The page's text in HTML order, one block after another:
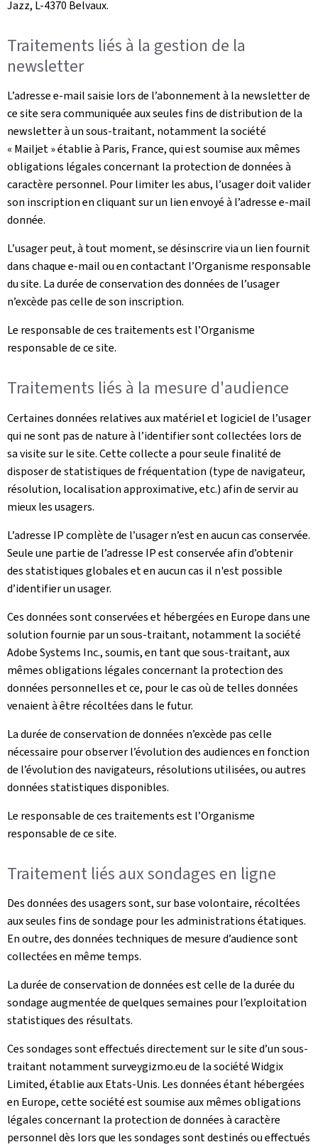
Jazz, L-4370 Belvaux.
Traitements liés à la gestion de la
newsletter
L’adresse e-mail saisie lors de l’abonnement à la newsletter de
ce site sera communiquée aux seules fins de distribution de la
newsletter à un sous-traitant, notamment la société
« Mailjet » établie à Paris, France, qui est soumise aux mêmes
obligations légales concernant la protection de données à
caractère personnel. Pour limiter les abus, l’usager doit valider
son inscription en cliquant sur un lien envoyé à l’adresse e-mail
donnée.
L’usager peut, à tout moment, se désinscrire via un lien fournit
dans chaque e-mail ou en contactant l’Organisme responsable
du site. La durée de conservation des données de l’usager
n’excède pas celle de son inscription.
Le responsable de ces traitements est l’Organisme
responsable de ce site.
Traitements liés à la mesure d'audience
Certaines données relatives aux matériel et logiciel de l’usager
qui ne sont pas de nature à l’identifier sont collectées lors de
sa visite sur le site. Cette collecte a pour seule finalité de
disposer de statistiques de fréquentation (type de navigateur,
résolution, localisation approximative, etc.) afin de servir au
mieux les usagers.
L’adresse IP complète de l’usager n’est en aucun cas conservée.
Seule une partie de l’adresse IP est conservée afin d’obtenir
des statistiques globales et en aucun cas il n'est possible
d’identifier un usager.
Ces données sont conservées et hébergées en Europe dans une
solution fournie par un sous-traitant, notamment la société
Adobe Systems Inc., soumis, en tant que sous-traitant, aux
mêmes obligations légales concernant la protection des
données personnelles et ce, pour le cas où de telles données
venaient à être récoltées dans le futur.
La durée de conservation de données n’excède pas celle
nécessaire pour observer l’évolution des audiences en fonction
de l’évolution des navigateurs, résolutions utilisées, ou autres
données statistiques disponibles.
Le responsable de ces traitements est l’Organisme
responsable de ce site.
Traitement liés aux sondages en ligne
Des données des usagers sont, sur base volontaire, récoltées
aux seules fins de sondage pour les administrations étatiques.
En outre, des données techniques de mesure d’audience sont
collectées en même temps.
La durée de conservation de données est celle de la durée du
sondage augmentée de quelques semaines pour l’exploitation
statistiques des résultats.
Ces sondages sont effectués directement sur le site d’un sous-
traitant notamment surveygizmo.eu de la société Widgix
Limited, établie aux Etats-Unis. Les données étant hébergées
en Europe, cette société est soumise aux mêmes obligations
légales concernant la protection de données à caractère
personnel dès lors que les sondages sont destinés ou effectués